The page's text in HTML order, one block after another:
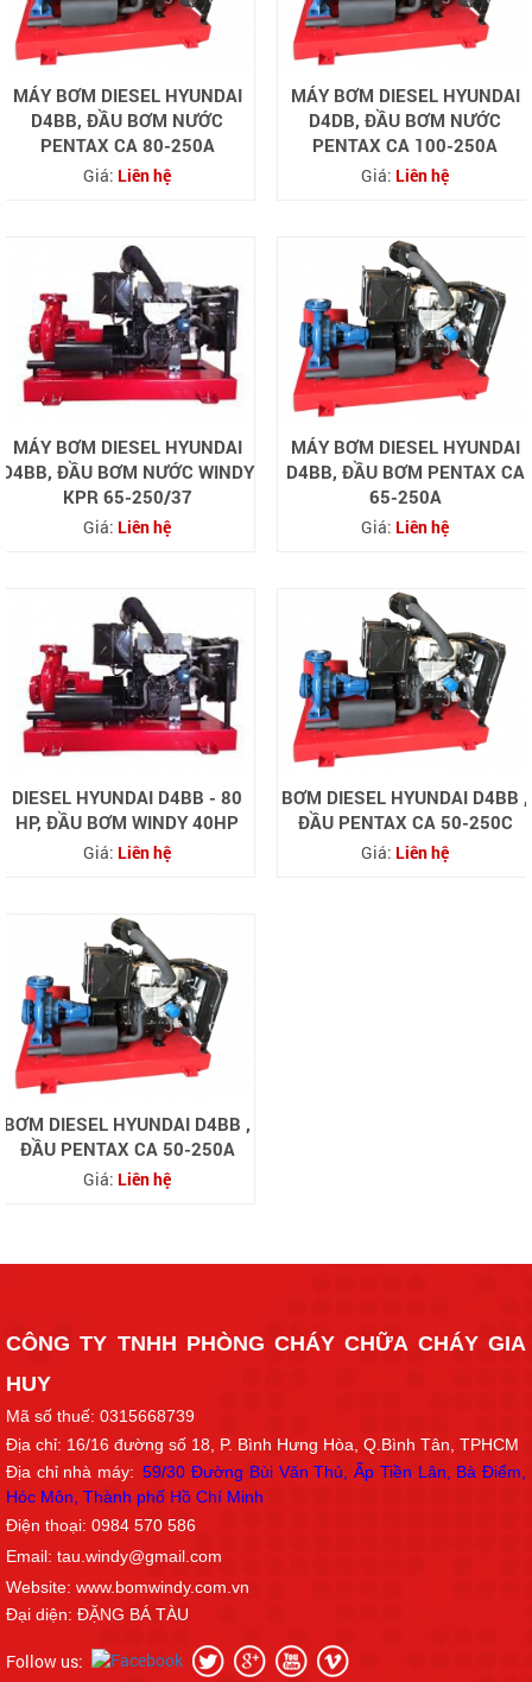
MÁY BƠM DIESEL HYUNDAI
D4BB, ĐẦU BƠM NƯỚC
PENTAX CA 80-250A
Giá: Liên hệ
MÁY BƠM DIESEL HYUNDAI
D4DB, ĐẦU BƠM NƯỚC
PENTAX CA 100-250A
Giá: Liên hệ
MÁY BƠM DIESEL HYUNDAI
D4BB, ĐẦU BƠM NƯỚC WINDY
KPR 65-250/37
Giá: Liên hệ
MÁY BƠM DIESEL HYUNDAI
D4BB, ĐẦU BƠM PENTAX CA
65-250A
Giá: Liên hệ
DIESEL HYUNDAI D4BB - 80
HP, ĐẦU BƠM WINDY 40HP
Giá: Liên hệ
BƠM DIESEL HYUNDAI D4BB ,
ĐẦU PENTAX CA 50-250C
Giá: Liên hệ
BƠM DIESEL HYUNDAI D4BB ,
ĐẦU PENTAX CA 50-250A
Giá: Liên hệ
CÔNG TY TNHH PHÒNG CHÁY CHỮA CHÁY GIA
HUY
Mã số thuế: 0315668739
Địa chỉ: 16/16 đường số 18 , P. Bình Hưng Hòa, Q.Bình Tân, TPHCM
Địa chỉ nhà máy: 59/30 Đường Bùi Văn Thủ, Ấp Tiền Lân, Bà Điểm,
Hóc Môn, Thành phố Hồ Chí Minh
Điện thoại: 0984 570 586
Email: tau.windy@gmail.com
Website: www.bomwindy.com.vn
Đại diện: ĐẶNG BÁ TÀU
Follow us: